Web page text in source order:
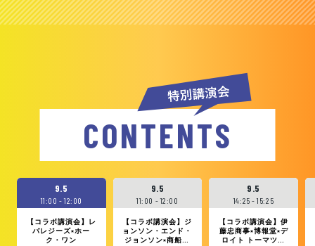
CONTENTS
9.5
11:00 - 12:00
【コラボ講演会】レ
バレジーズ×ホー
ク・ワン
9.5
11:00 - 12:00
【コラボ講演会】ジ
ョンソン・エンド・
ジョンソン×商船三
9.5
14:25 - 15:25
【コラボ講演会】伊
藤忠商事×博報堂×デ
ロイト トーマツ／